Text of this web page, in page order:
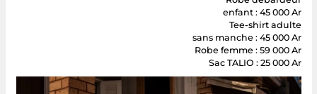
Robe débardeur
enfant : 45 000 Ar
Tee-shirt adulte
sans manche : 45 000 Ar
Robe femme : 59 000 Ar
Sac TALIO : 25 000 Ar